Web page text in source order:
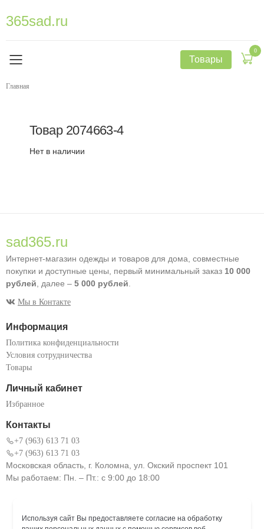
365sad.ru
Товары
0
Главная
Товар 2074663-4
Нет в наличии
sad365.ru
Интернет-магазин одежды и товаров для дома, совместные
покупки и доступные цены, первый минимальный заказ 10 000
рублей , далее – 5 000 рублей
Мы в Контакте
Информация
Политика конфиденциальности
Условия сотрудничества
Товары
Личный кабинет
Избранное
Контакты
+7 (963) 613 71 03
+7 (963) 613 71 03
Московская область, г. Коломна, ул. Окский проспект 101
Мы работаем: Пн. – Пт.: с 9:00 до 18:00
Используя сайт Вы предоставляете согласие на обработку